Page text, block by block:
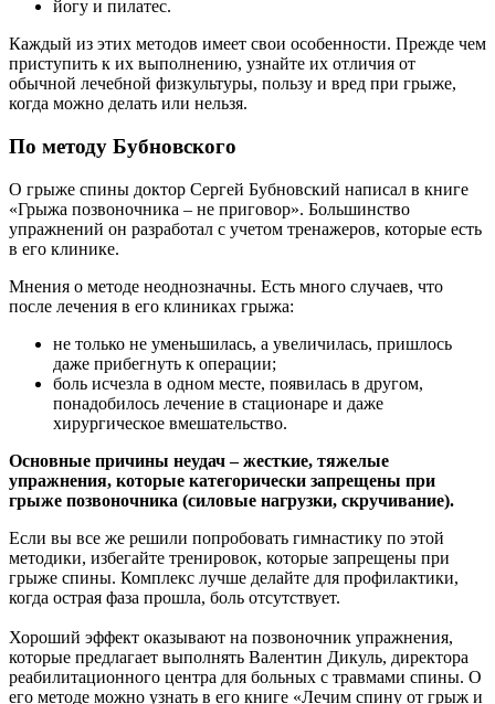
йогу и пилатес.
Каждый из этих методов имеет свои особенности. Прежде чем
приступить к их выполнению, узнайте их отличия от
обычной лечебной физкультуры, пользу и вред при грыже,
когда можно делать или нельзя.
По методу Бубновского
О грыже спины доктор Сергей Бубновский написал в книге
«Грыжа позвоночника – не приговор». Большинство
упражнений он разработал с учетом тренажеров, которые есть
в его клинике.
Мнения о методе неоднозначны. Есть много случаев, что
после лечения в его клиниках грыжа:
не только не уменьшилась, а увеличилась, пришлось
даже прибегнуть к операции;
боль исчезла в одном месте, появилась в другом,
понадобилось лечение в стационаре и даже
хирургическое вмешательство.
Основные причины неудач – жесткие, тяжелые
упражнения, которые категорически запрещены при
грыже позвоночника (силовые нагрузки, скручивание).
Если вы все же решили попробовать гимнастику по этой
методики, избегайте тренировок, которые запрещены при
грыже спины. Комплекс лучше делайте для профилактики,
когда острая фаза прошла, боль отсутствует.
Хороший эффект оказывают на позвоночник упражнения,
которые предлагает выполнять Валентин Дикуль, директора
реабилитационного центра для больных с травмами спины. О
его методе можно узнать в его книге «Лечим спину от грыж и